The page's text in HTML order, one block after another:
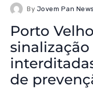
By Jovem Pan
Porto
de